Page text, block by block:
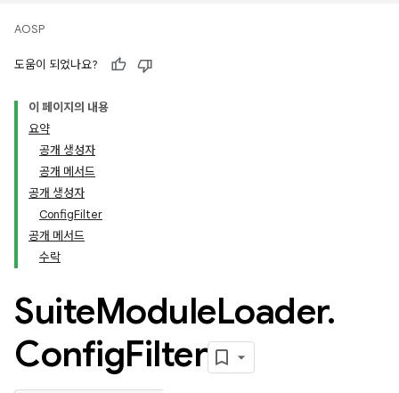
AOSP
도움이 되었나요?
이 페이지의 내용
요약
공개 생성자
공개 메서드
공개 생성자
ConfigFilter
공개 메서드
수락
SuiteModuleLoader.
ConfigFilter